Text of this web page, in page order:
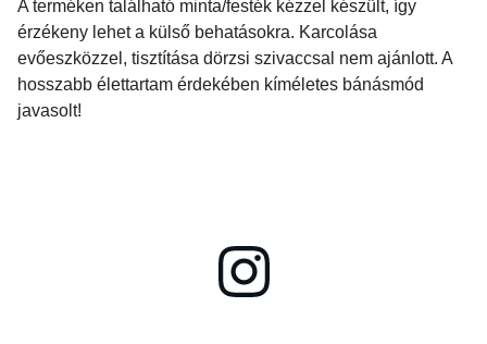
A terméken található minta/festék kézzel készült, így
érzékeny lehet a külső behatásokra. Karcolása
evőeszközzel, tisztítása dörzsi szivaccsal nem ajánlott. A
hosszabb élettartam érdekében kíméletes bánásmód
javasolt!